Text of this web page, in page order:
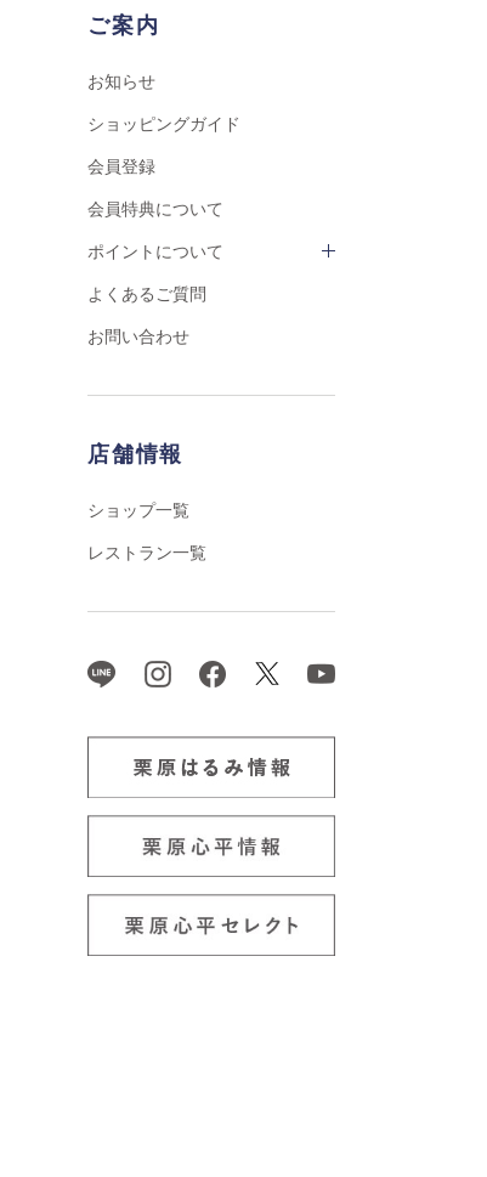
ご案内
お知らせ
ショッピングガイド
会員登録
会員特典について
ポイントについて
よくあるご質問
お問い合わせ
店舗情報
ショップ一覧
レストラン一覧